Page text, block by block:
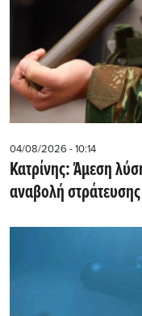
04/08/2026 - 10:14
Κατρίνης: Άμεση
αναβολή